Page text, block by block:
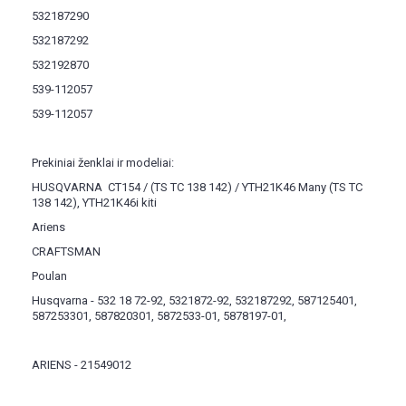
532187290
532187292
532192870
539-112057
539-112057
Prekiniai ženklai ir modeliai:
HUSQVARNA CT154 / (TS TC 138 142) / YTH21K46 Many (TS TC
138 142), YTH21K46i kiti
Ariens
CRAFTSMAN
Poulan
Husqvarna - 532 18 72-92, 5321872-92, 532187292, 587125401,
587253301, 587820301, 5872533-01, 5878197-01,
ARIENS - 21549012